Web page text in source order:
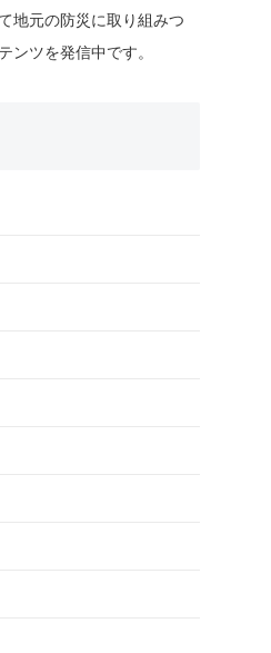
地元の防災に取り組みつ
ンツを発信中です。